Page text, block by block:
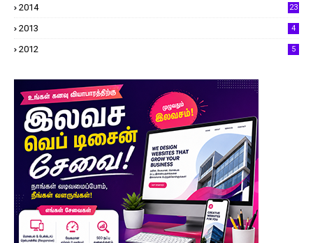
2014 23
2013 4
2012 5